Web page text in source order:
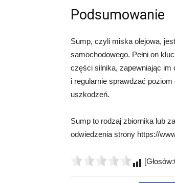
Podsumowanie
Sump, czyli miska olejowa,
samochodowego. Pełni on
części silnika, zapewniając im
i regularnie sprawdzać poziom
uszkodzeń.
Sump to rodzaj zbiornika lub
odwiedzenia strony https://